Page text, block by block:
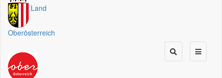
Land
Oberösterreich